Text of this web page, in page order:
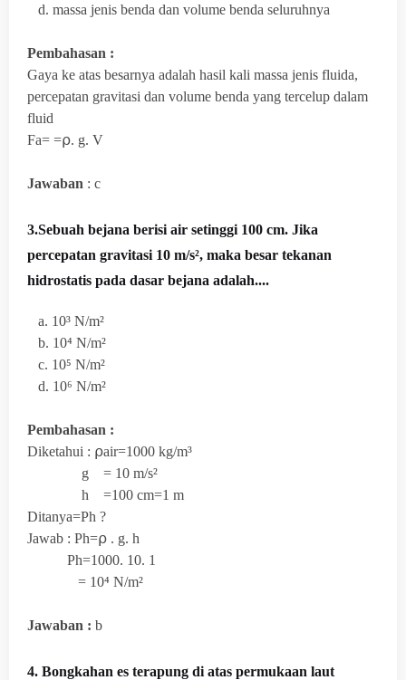
d. massa jenis benda dan volume benda seluruhnya
Pembahasan :
Gaya ke atas besarnya adalah hasil kali massa jenis fluida,
percepatan gravitasi dan volume benda yang tercelup dalam
fluid
Fa= =⍴. g. V
Jawaban : c
3.Sebuah bejana berisi air setinggi 100 cm. Jika
percepatan gravitasi 10 m/s², maka besar tekanan
hidrostatis pada dasar bejana adalah....
a. 10³ N/m²
b. 10⁴ N/m²
c. 10⁵ N/m²
d. 10⁶ N/m²
Pembahasan :
Diketahui : ⍴air=1000 kg/m³
g = 10 m/s²
h =100 cm=1 m
Ditanya=Ph ?
Jawab : Ph=⍴ . g. h
Ph=1000. 10. 1
= 10⁴ N/m²
Jawaban : b
4. Bongkahan es terapung di atas permukaan laut